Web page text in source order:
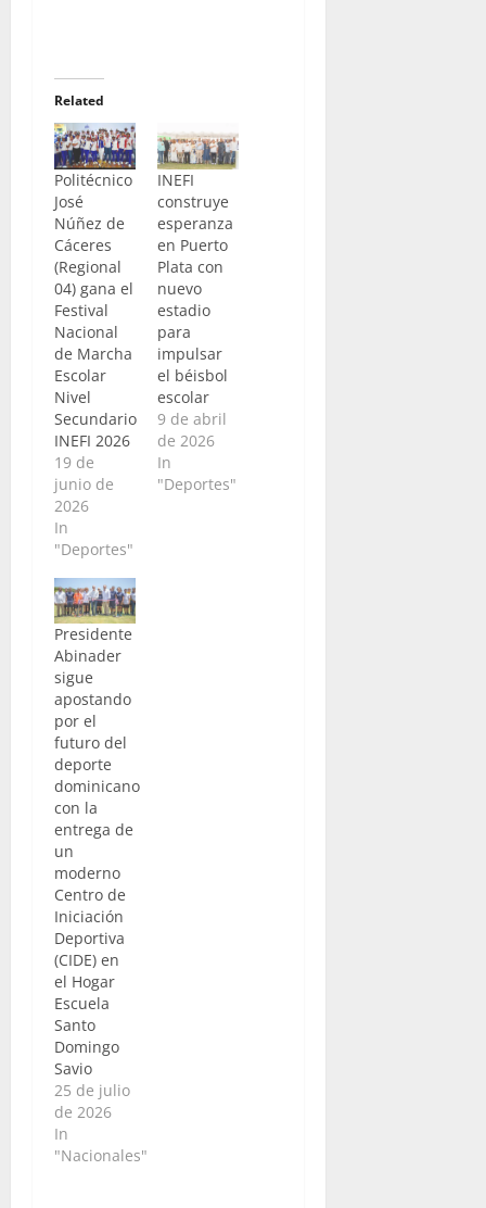
Related
Politécnico
José
Núñez de
Cáceres
(Regional
04) gana el
Festival
Nacional
de Marcha
Escolar
Nivel
Secundario
INEFI 2026
19 de
junio de
2026
In
"Deportes"
INEFI
construye
esperanza
en Puerto
Plata con
nuevo
estadio
para
impulsar
el béisbol
escolar
9 de abril
de 2026
In
"Deportes"
Presidente
Abinader
sigue
apostando
por el
futuro del
deporte
dominicano
con la
entrega de
un
moderno
Centro de
Iniciación
Deportiva
(CIDE) en
el Hogar
Escuela
Santo
Domingo
Savio
25 de julio
de 2026
In
"Nacionales"